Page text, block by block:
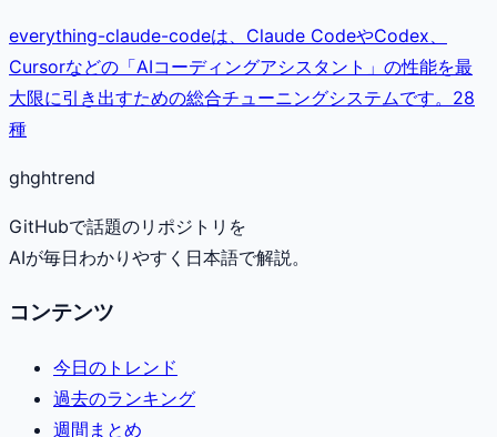
everything-claude-codeは、Claude CodeやCodex、
Cursorなどの「AIコーディングアシスタント」の性能を最
大限に引き出すための総合チューニングシステムです。28
種
ghghtrend
GitHubで話題のリポジトリを
AIが毎日わかりやすく日本語で解説。
コンテンツ
今日のトレンド
過去のランキング
週間まとめ